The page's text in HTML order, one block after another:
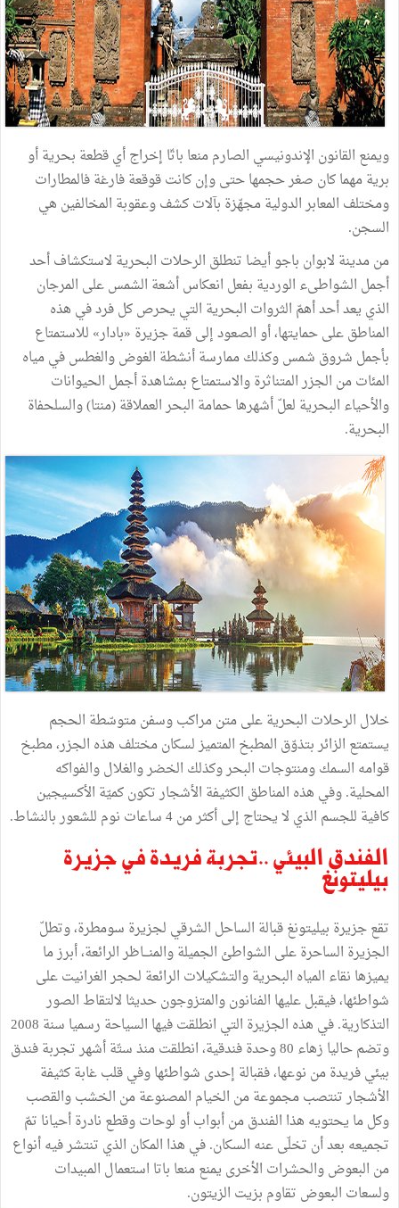
ويمنع القانون الإندونيسي الصارم منعا باتّا إخراج أي قطعة بحرية أو
برية مهما كان صغر حجمها حتى وإن كانت قوقعة فارغة فالمطارات
ومختلف المعابر الدولية مجهّزة بآلات كشف وعقوبة المخالفين هي
السجن.
من مدينة لابوان باجو أيضا تنطلق الرحلات البحرية لاستكشاف أحد
أجمل الشواطىء الوردية بفعل انعكاس أشعة الشمس على المرجان
الذي يعد أحد أهمّ الثروات البحرية التي يحرص كل فرد في هذه
المناطق على حمايتها، أو الصعود إلى قمة جزيرة «بادار» للاستمتاع
بأجمل شروق شمس وكذلك ممارسة أنشطة الغوض والغطس في مياه
المئات من الجزر المتناثرة والاستمتاع بمشاهدة أجمل الحيوانات
والأحياء البحرية لعلّ أشهرها حمامة البحر العملاقة (منتا) والسلحفاة
البحرية.
خلال الرحلات البحرية على متن مراكب وسفن متوسّطة الحجم
يستمتع الزائر بتذوّق المطبخ المتميز لسكان مختلف هذه الجزر، مطبخ
قوامه السمك ومنتوجات البحر وكذلك الخضر والغلال والفواكه
المحلية. وفي هذه المناطق الكثيفة الأشجار تكون كميّة الأكسيجين
كافية للجسم الذي لا يحتاج إلى أكثر من 4 ساعات نوم للشعور بالنشاط.
الفندق البيئي ..تجربة فريدة في جزيرة
بيليتونغ
تقع جزيرة بيليتونغ قبالة الساحل الشرقي لجزيرة سومطرة، وتطلّ
الجزيرة الساحرة على الشواطئ الجميلة والمنـــاظر الرائعة، أبرز ما
يميزها نقاء المياه البحرية والتشكيلات الرائعة لحجر الغرانيت على
شواطئها، فيقبل عليها الفنانون والمتزوجون حديثا لالتقاط الصور
التذكارية. في هذه الجزيرة التي انطلقت فيها السياحة رسميا سنة 2008
وتضم حاليا زهاء 80 وحدة فندقية، انطلقت منذ ستّة أشهر تجربة فندق
بيئي فريدة من نوعها، فقبالة إحدى شواطئها وفي قلب غابة كثيفة
الأشجار تنتصب مجموعة من الخيام المصنوعة من الخشب والقصب
وكل ما يحتويه هذا الفندق من أبواب أو لوحات وقطع نادرة أحيانا تمّ
تجميعه بعد أن تخلّى عنه السكان. في هذا المكان الذي تنتشر فيه أنواع
من البعوض والحشرات الأخرى يمنع منعا باتا استعمال المبيدات
ولسعات البعوض تقاوم بزيت الزيتون.